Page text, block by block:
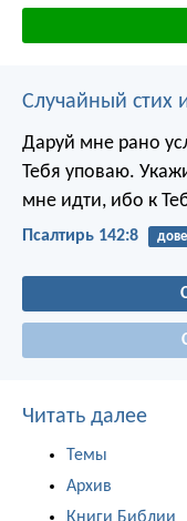
Случайный стих
Даруй мне рано
Тебя уповаю.
мне идти, ибо к
Псалтирь 142:8
Читать далее
Темы
Архив
Книги Библии